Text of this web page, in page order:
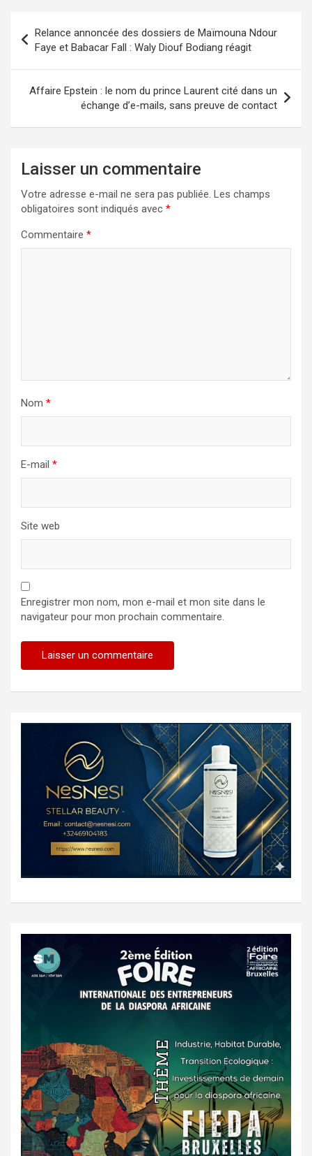
Relance annoncée des dossiers de Maïmouna Ndour
Faye et Babacar Fall : Waly Diouf Bodiang réagit
Affaire Epstein : le nom du prince Laurent cité dans un
échange d’e-mails, sans preuve de contact
Laisser un commentaire
Votre adresse e-mail ne sera pas publiée. Les champs
obligatoires sont indiqués avec *
Commentaire *
Nom *
E-mail *
Site web
Enregistrer mon nom, mon e-mail et mon site dans le
navigateur pour mon prochain commentaire.